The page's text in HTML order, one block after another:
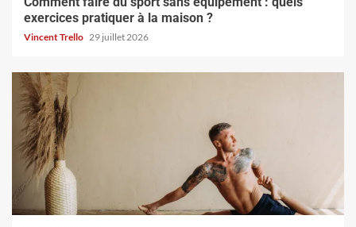
exercices pratiquer à la maison ?
Vincent Trello 29 juillet 2026